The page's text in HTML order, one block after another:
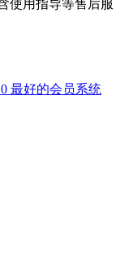
使用指导等售后服